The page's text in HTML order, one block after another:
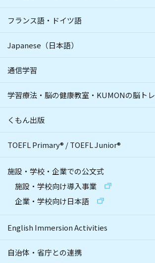
フランス語・ドイツ語
Japanese（日本語）
通信学習
学習療法・脳の健康教室・KUMONの脳トレ
くもん出版
TOEFL Primary® /TOEFL Junior®
施設・学校・企業での公文式
施設・学校向け導入事業
企業・学校向け日本語
English Immersion Activities
自治体・省庁との連携